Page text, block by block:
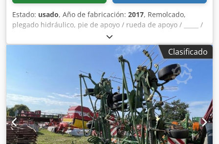
Estado: usado, Año de fabricación: 2017, Remolcado,
plegado hidráulico, pie de apoyo / rueda de apoyo / _____ /
10 rotores / hilerador / neumáticos de gran volumen /
paneles de advertencia / iluminación / Chsdpsqrrpaefx Ac
Clasificado